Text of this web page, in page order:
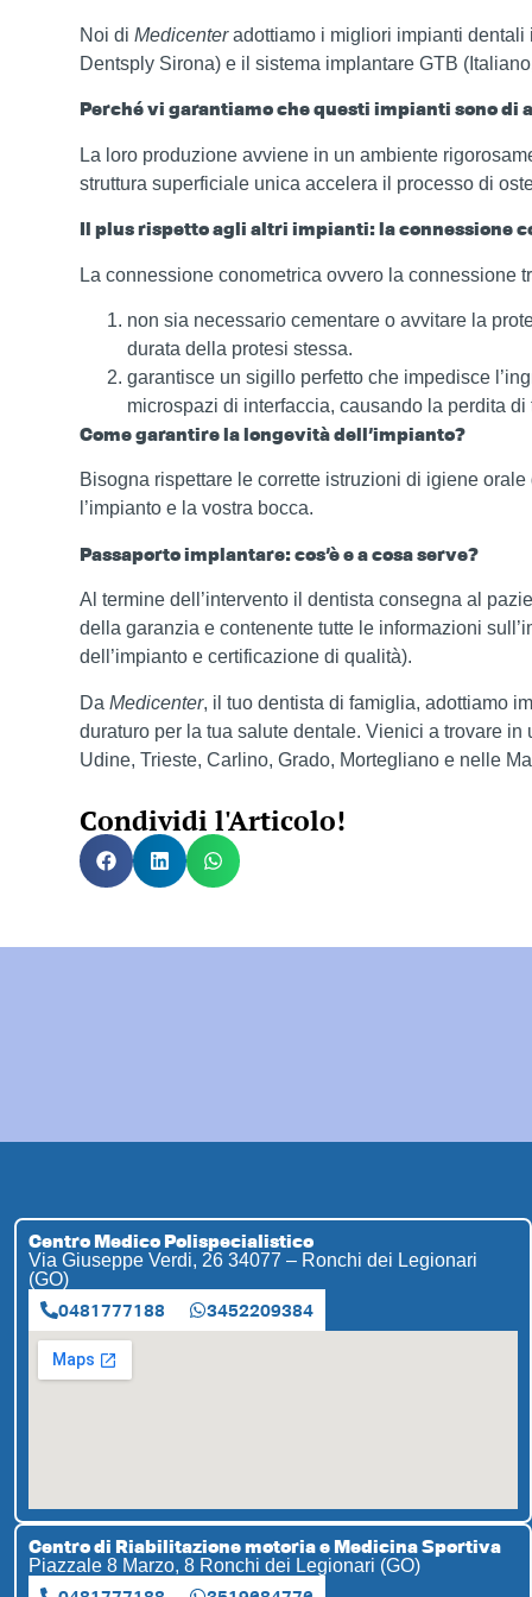
Noi diMedicenteradottiamo i migliori impianti dentali
Dentsply Sirona) e il sistema implantare GTB
Perché vi garantiamo che questi impianti sono di
La loro produzione avviene in un ambiente
struttura superficiale unica accelera il processo di
Il plus rispetto agli altri impianti: la connessione
La connessione conometrica ovvero la connessione
non sia necessario cementare o avvitare la
durata della protesi stessa.
garantisce un sigillo perfetto che impedisce
microspazi di interfaccia, causando la perdita
Come garantire la longevità dell’impianto?
Bisogna rispettare le corrette istruzioni di igiene
l’impianto e la vostra bocca.
Passaporto implantare: cos’è e a cosa serve?
Al termine dell’intervento il dentista consegna al
della garanzia e contenente tutte le informazioni
dell’impianto e certificazione di qualità).
Da Medicenter, il tuo dentista di famiglia, adottiamo
duraturo per la tua salute dentale. Vienici a trovare
Udine, Trieste, Carlino, Grado, Mortegliano e nelle
Condividi l'Articolo!
Centro Medico Polispecialistico
Via Giuseppe Verdi, 26 34077 – Ronchi dei Legionari
(GO)
0481777188 3452209384
Centro di Riabilitazione motoria e Medicina Sportiva
Piazzale 8 Marzo, 8 Ronchi dei Legionari (GO)